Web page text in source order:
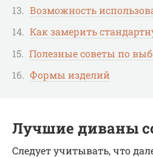
Возможность
Как замерить
Полезные советы по
Формы изделий
Лучшие диваны
Следует учитывать, что